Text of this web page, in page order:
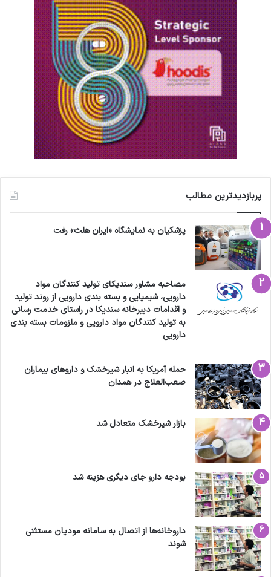
پربازدیدترین مطالب
پزشکیان به نمایشگاه «ایران هلث» رفت
مصاحبه مشاور سندیکای تولید کنندگان مواد
دارویی، شیمیایی و بسته بندی دارویی از روند تولید
و اقدامات دبیرخانه سندیکا در راستای خدمت رسانی
به تولید کنندگان مواد دارویی و ملزومات بسته بندی
دارویی
حمله آمریکا به انبار شیرخشک و داروهای بیماران
صعب‌العلاج در همدان
بازار شیرخشک متعادل شد
بودجه دارو جای دیگری هزینه شد
داروخانه‌ها از اتصال به سامانه مودیان مستثنی
شوند